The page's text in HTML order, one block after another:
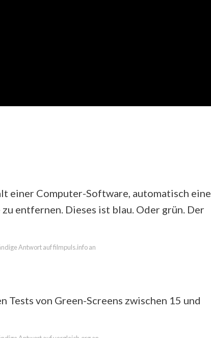
einer Computer-Software, automatisch eine
entfernen. Dieses ist blau. Oder grün. Der
Antwort auf filmpuls.info an
von Green-Screens zwischen 15 und